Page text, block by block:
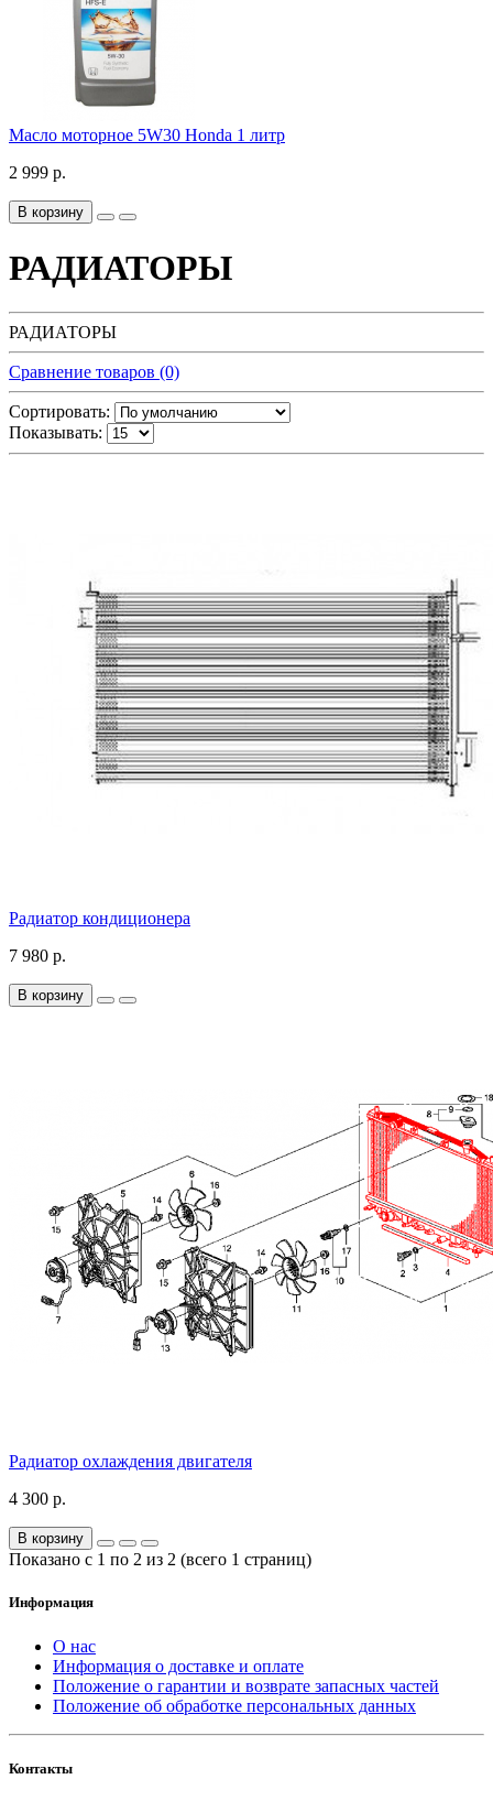
Масло моторное 5W30 Honda 1 литр
2 999 р.
В корзину
РАДИАТОРЫ
РАДИАТОРЫ
Сравнение товаров (0)
Сортировать:
Показывать:
Радиатор кондиционера
7 980 р.
В корзину
Радиатор охлаждения двигателя
4 300 р.
В корзину
Показано с 1 по 2 из 2 (всего 1 страниц)
Информация
О нас
Информация о доставке и оплате
Положение о гарантии и возврате запасных частей
Положение об обработке персональных данных
Контакты